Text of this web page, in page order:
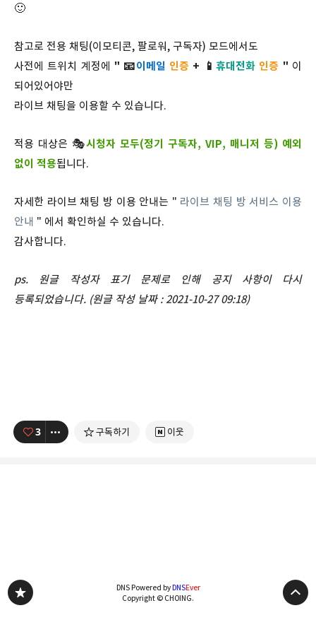
🙂
참고로 전용 채팅(이모티콘, 팔로워, 구독자) 모드에서도
사전에 트위치 계정에 " 📧이메일 인증 + 📱휴대전화 인증 " 이
되어있어야만
라이브 채팅을 이용할 수 있습니다.
적용 대상은 🎭시청자 모두(정기 구독자, VIP, 매니저 등) 예외
없이 적용됩니다.
자세한 라이브 채팅 방 이용 안내는 " 라이브 채팅 방 서비스 이용
안내 " 에서 확인하실 수 있습니다.
감사합니다.
ps. 원글 작성자 표기 문제로 인해 공지 사항이 다시
등록되었습니다. (원글 작성 날짜 : 2021-10-27 09:18)
3 구독하기 이웃
DNS Powered byDNSEver
Copyright © CHOING.